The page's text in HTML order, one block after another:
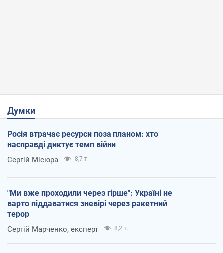
Думки
Росія втрачає ресурси поза планом: хто
насправді диктує темп війни
Сергій Місюра 8,7 т.
"Ми вже проходили через гірше": Україні не
варто піддаватися зневірі через ракетний
терор
Сергій Марченко, експерт 8,2 т.